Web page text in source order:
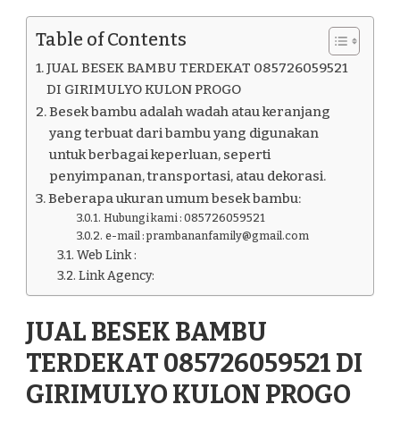
085726059521
KULON
PROGO
Table of Contents
JUAL BESEK BAMBU TERDEKAT 085726059521
DI GIRIMULYO KULON PROGO
Besek bambu adalah wadah atau keranjang
yang terbuat dari bambu yang digunakan
untuk berbagai keperluan, seperti
penyimpanan, transportasi, atau dekorasi.
Beberapa ukuran umum besek bambu:
Hubungi kami : 085726059521
e-mail : prambananfamily@gmail.com
Web Link :
Link Agency:
JUAL BESEK BAMBU
TERDEKAT 085726059521 DI
GIRIMULYO KULON PROGO